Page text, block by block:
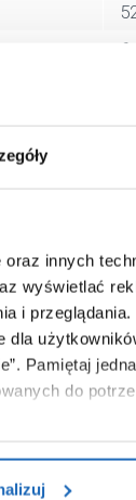
innych
wyświetlać
i przeglądania.
dla
Pamiętaj
do
kliknij